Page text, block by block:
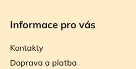
Informace pro vás
Kontakty
Doprava a platba